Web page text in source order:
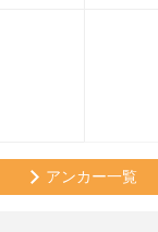
アンカー一覧